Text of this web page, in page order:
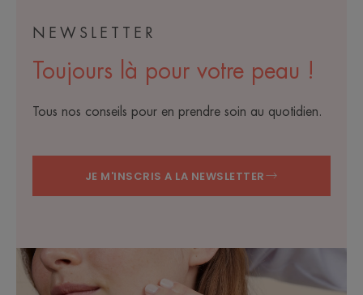
NEWSLETTER
Toujours là pour votre peau !
Tous nos conseils pour en prendre soin au quotidien.
JE M'INSCRIS A LA NEWSLETTER